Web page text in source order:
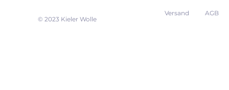
© 2023 Kieler Wolle
Versand AGB